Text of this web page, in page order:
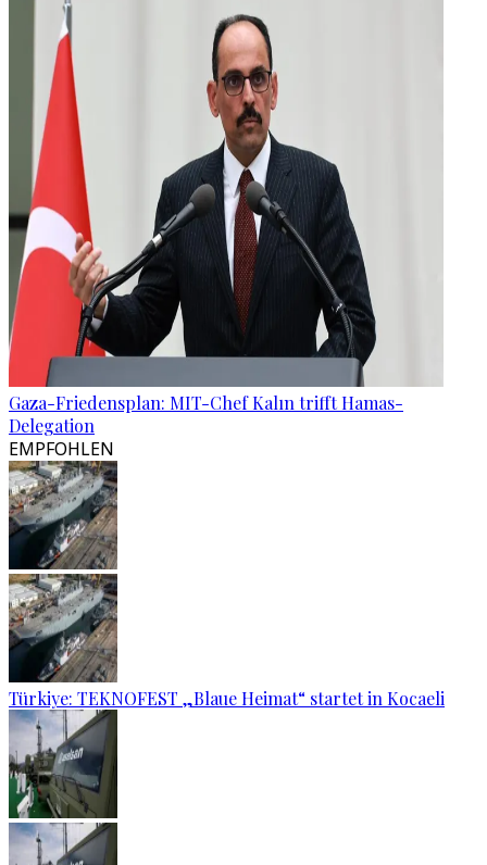
Gaza-Friedensplan: MIT-Chef Kalın trifft Hamas-
Delegation
EMPFOHLEN
Türkiye: TEKNOFEST „Blaue Heimat“ startet in Kocaeli